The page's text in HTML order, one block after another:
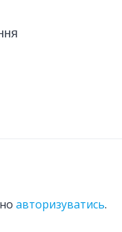
авторизуватись.